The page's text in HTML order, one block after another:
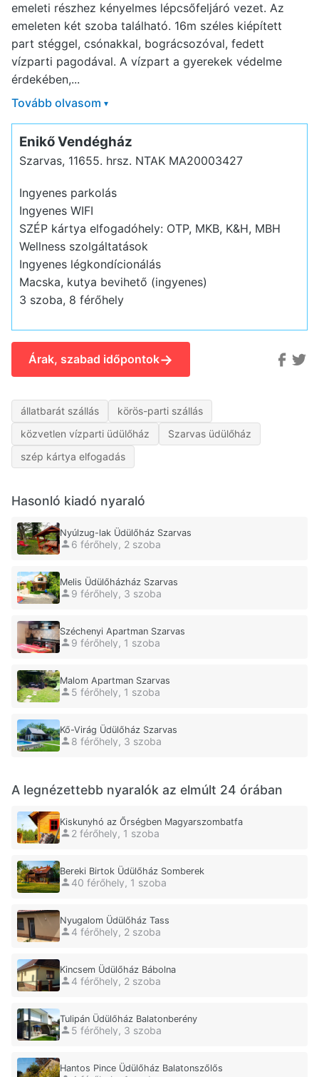
emeleti részhez kényelmes lépcsőfeljáró vezet. Az
emeleten két szoba található. 16m széles kiépített
part stéggel, csónakkal, bográcsozóval, fedett
vízparti pagodával. A vízpart a gyerekek védelme
érdekében,...
Tovább olvasom ▾
Enikő Vendégház
Szarvas, 11655. hrsz. NTAK MA20003427
Ingyenes parkolás
Ingyenes WIFI
SZÉP kártya elfogadóhely: OTP, MKB, K&H, MBH
Wellness szolgáltatások
Ingyenes légkondícionálás
Macska, kutya bevihető (ingyenes)
3 szoba, 8 férőhely
Árak, szabad időpontok→
állatbarát szállás
körös-parti szállás
közvetlen vízparti üdülőház
Szarvas üdülőház
szép kártya elfogadás
Hasonló kiadó nyaraló
Nyúlzug-lak Üdülőház Szarvas
6 férőhely, 2 szoba
Melis Üdülőházház Szarvas
9 férőhely, 3 szoba
Széchenyi Apartman Szarvas
9 férőhely, 1 szoba
Malom Apartman Szarvas
5 férőhely, 1 szoba
Kő-Virág Üdülőház Szarvas
8 férőhely, 3 szoba
A legnézettebb nyaralók az elmúlt 24 órában
Kiskunyhó az Őrségben Magyarszombatfa
2 férőhely, 1 szoba
Bereki Birtok Üdülőház Somberek
40 férőhely, 1 szoba
Nyugalom Üdülőház Tass
4 férőhely, 2 szoba
Kincsem Üdülőház Bábolna
4 férőhely, 2 szoba
Tulipán Üdülőház Balatonberény
5 férőhely, 3 szoba
Hantos Pince Üdülőház Balatonszőlős